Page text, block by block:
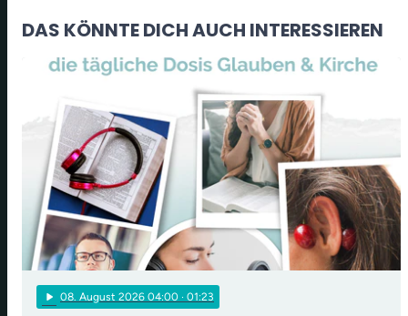
DAS KÖNNTE DICH AUCH INTERESSIEREN
play_arrow 08. August 2026 04:00 · 01:23